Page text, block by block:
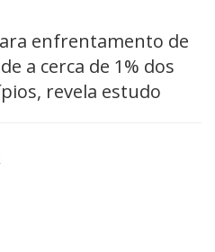
enfrentamento de
a cerca de 1% dos
revela estudo